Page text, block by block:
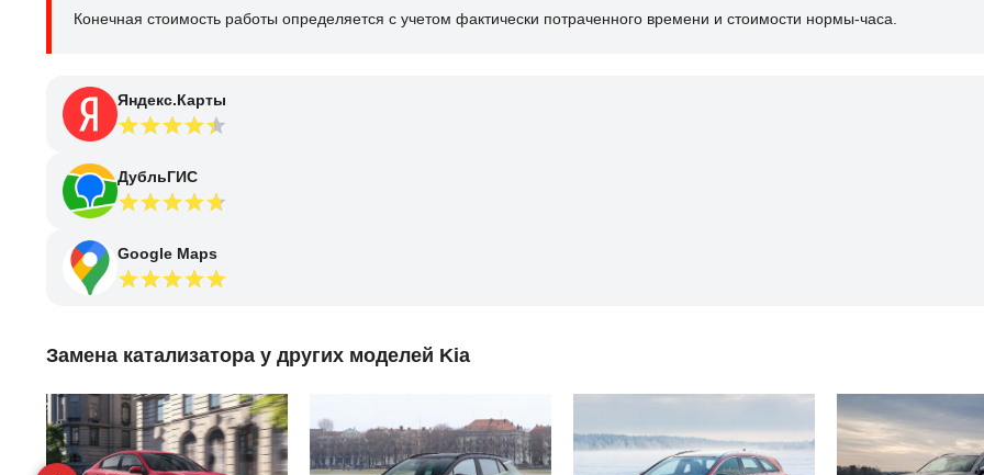
Конечная стоимость работы определяется с учетом фактически потраченного времени и стоимости нормы-часа.
Яндекс.Карты
ДубльГИС
Google Maps
Замена катализатора у других моделей Kia